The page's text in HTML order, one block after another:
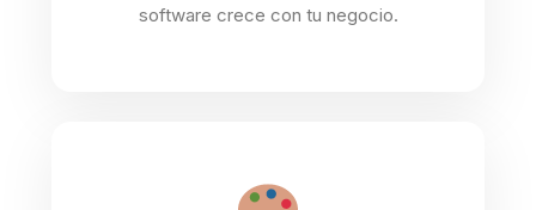
software crece con tu negocio.